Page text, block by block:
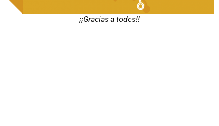
¡¡Gracias a todos!!